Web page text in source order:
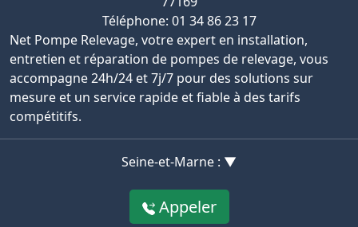
Téléphone: 01 34 86 23 17
Net Pompe Relevage, votre expert en installation,
entretien et réparation de pompes de relevage, vous
accompagne 24h/24 et 7j/7 pour des solutions sur
mesure et un service rapide et fiable à des tarifs
compétitifs.
Seine-et-Marne : ▼
Appeler